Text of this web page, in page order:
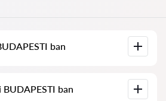
ban
értékelések, telefonszám és cím.
BUDAPESTI ban